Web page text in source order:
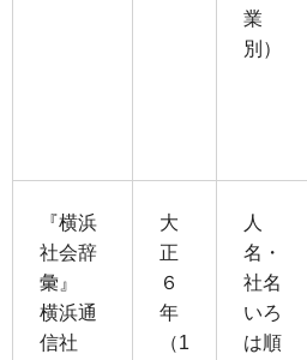
業
別）
『横浜
社会辞
彙』
横浜通
信社
大
正
６
年
（1
人
名・
社名
いろ
は順